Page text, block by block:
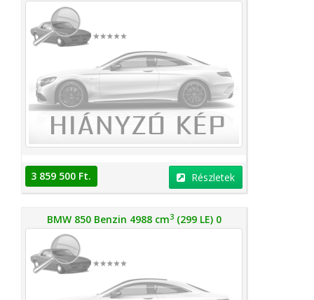
3 859 500 Ft. Részletek
BMW 850 Benzin 4988 cm3(299 LE) 0